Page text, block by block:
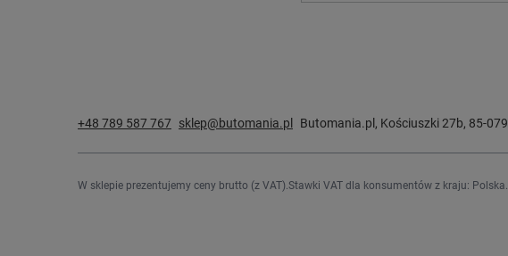
+48 789 587 767 sklep@butomania.pl Butomania.pl , Kościuszki 27b, 85-079
W sklepie prezentujemy ceny brutto (z VAT). Stawki VAT dla konsumentów z kraju: Polska